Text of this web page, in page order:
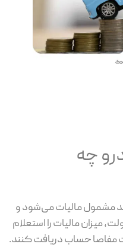
چه
مشمول مالیات می‌شود و
میزان مالیات را استعلام
مفاصا حساب دریافت کنند.